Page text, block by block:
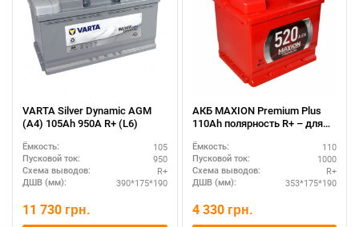
VARTA Silver Dynamic AGM
(A4) 105Ah 950А R+ (L6)
Ёмкость: 105
Пусковой ток: 950
Схема выводов: R+
ДШВ (мм): 390*175*190
11 730 грн.
АКБ MAXION Premium Plus
110Ah полярность R+ – для
Ёмкость: 110
Пусковой ток: 1000
Схема выводов: R+
ДШВ (мм): 353*175*190
4 330 грн.